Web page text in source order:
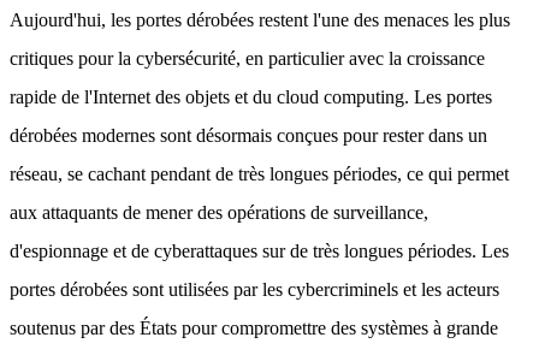
Aujourd'hui, les portes dérobées restent l'une des menaces les plus
critiques pour la cybersécurité, en particulier avec la croissance
rapide de l'Internet des objets et du cloud computing. Les portes
dérobées modernes sont désormais conçues pour rester dans un
réseau, se cachant pendant de très longues périodes, ce qui permet
aux attaquants de mener des opérations de surveillance,
d'espionnage et de cyberattaques sur de très longues périodes. Les
portes dérobées sont utilisées par les cybercriminels et les acteurs
soutenus par des États pour compromettre des systèmes à grande